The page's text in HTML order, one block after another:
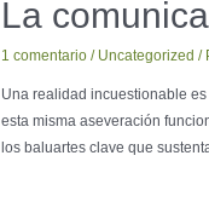
La
1 comentario / Uncategorized /
Una realidad incuestionable
esta misma aseveración
los baluartes clave que